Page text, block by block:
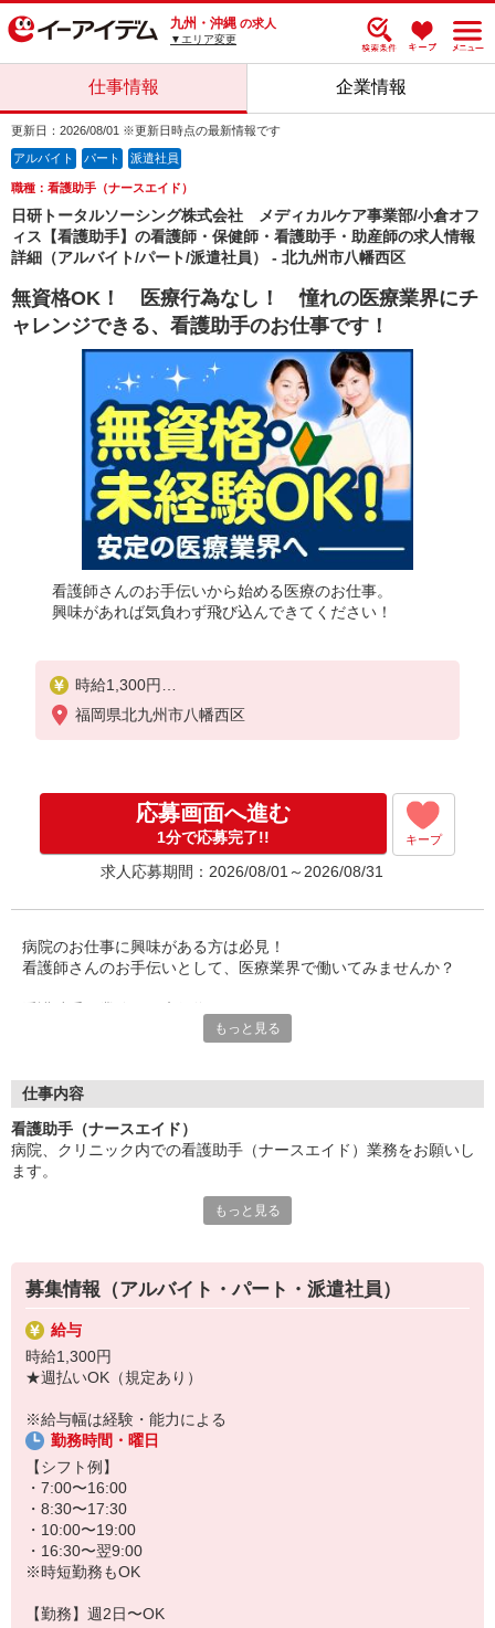
九州・沖縄 の求人
▼エリア変更
仕事情報 企業情報
更新日：2026/08/01 ※更新日時点の最新情報です
アルバイト パート 派遣社員
職種：看護助手（ナースエイド）
日研トータルソーシング株式会社 メディカルケア事業部/小倉オフ
ィス【看護助手】の看護師・保健師・看護助手・助産師の求人情報
詳細（アルバイト/パート/派遣社員） - 北九州市八幡西区
無資格OK！ 医療行為なし！ 憧れの医療業界にチ
ャレンジできる、看護助手のお仕事です！
看護師さんのお手伝いから始める医療のお仕事。
興味があれば気負わず飛び込んできてください！
時給1,300円
★週払いOK（規定あり）
福岡県北九州市八幡西区
応募画面へ進む
1分で応募完了!! キープ
求人応募期間：2026/08/01～2026/08/31
病院のお仕事に興味がある方は必見！
看護師さんのお手伝いとして、医療業界で働いてみませんか？
無資格からスタート可能です。
お仕事探しのときはもちろん、就業後にも万全のフォロー体制あ
り！
あなたの新たな挑戦を全力でサポートします。
もっと見る
仕事内容
看護助手（ナースエイド）
病院、クリニック内での看護助手（ナースエイド）業務をお願いし
ます。
・医療器具の洗浄や消毒
・シーツ交換やベッドメイキング
・伝票や診療材料等の補充、整理
・診療補助
・メッセンジャー業務
など
★無資格・未経験OK！未経験から医療業界デビューできちゃいます
★病院、クリニック内は冷暖房完備！いつでも快適にお仕事できま
すよ！
あなたのスキルに合わせて少しずつお仕事をお願いしていきます。
20代・30代・40代・50代・60代、
中！
もっと見る
募集情報（アルバイト・パート・派遣社員）
給与
時給1,300円
★週払いOK（規定あり）
※給与幅は経験・能力による
勤務時間・曜日
【シフト例】
・7:00〜16:00
・8:30〜17:30
・10:00〜19:00
・16:30〜翌9:00
※時短勤務もOK
【勤務】週2日〜OK